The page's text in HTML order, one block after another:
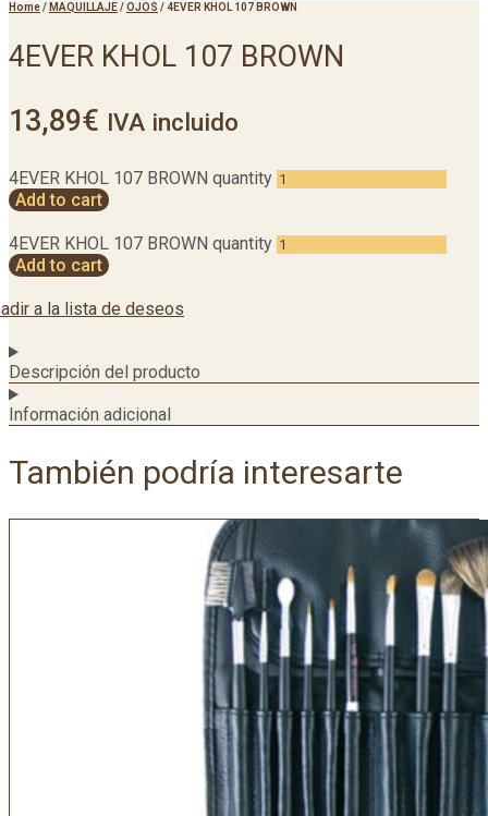
Home/ MAQUILLAJE/OJOS /4EVER KHOL 107 BROWN
4EVER KHOL 107 BROWN
13,89€ IVA incluido
4EVER KHOL 107 BROWN quantity
Add to cart
4EVER KHOL 107 BROWN quantity
Add to cart
a la lista de deseos
Descripción del producto
Información adicional
También podría interesarte